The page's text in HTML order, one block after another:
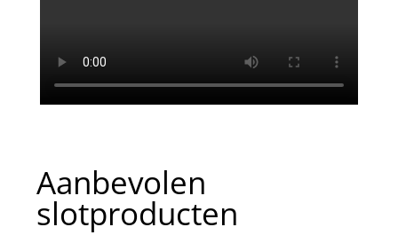
Aanbevolen
slotproducten